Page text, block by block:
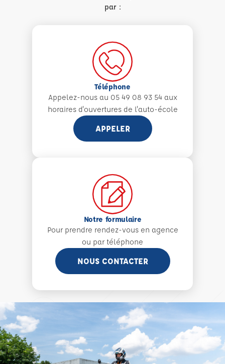
par :
Téléphone
Appelez-nous au 05 49 08 93 54 aux
horaires d'ouvertures de l'auto-école
APPELER
Notre formulaire
Pour prendre rendez-vous en agence
ou par téléphone
NOUS CONTACTER